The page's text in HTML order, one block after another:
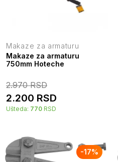
Makaze za armaturu
Makaze za armaturu
750mm Hoteche
2.970RSD
2.200 RSD
Ušteda: 770 RSD
-17%